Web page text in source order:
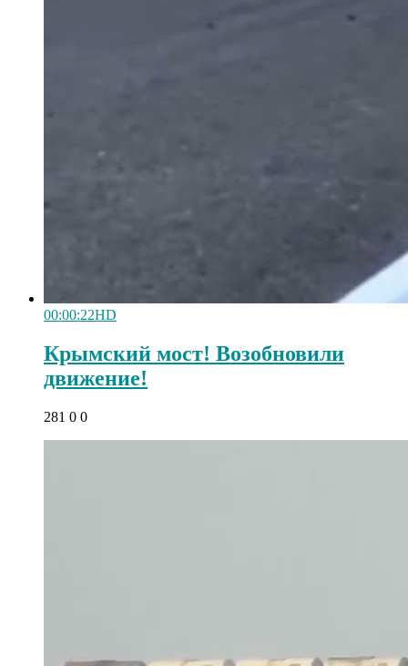
00:00:22HD
Крымский мост! Возобновили
движение!
281 0 0